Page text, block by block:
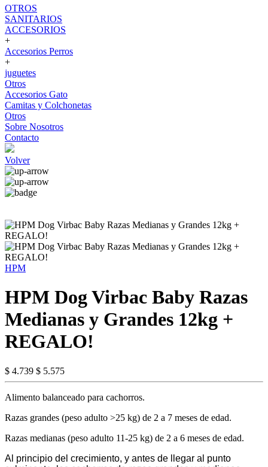
OTROS
SANITARIOS
ACCESORIOS
+
Accesorios Perros
+
juguetes
Otros
Accesorios Gato
Camitas y Colchonetas
Otros
Sobre Nosotros
Contacto
Volver
HPM
HPM Dog Virbac Baby Razas
Medianas y Grandes 12kg +
REGALO!
$ 4.739 $ 5.575
Alimento balanceado para cachorros.
Razas grandes (peso adulto >25 kg) de 2 a 7 meses de edad.
Razas medianas (peso adulto 11-25 kg) de 2 a 6 meses de edad.
Al principio del crecimiento, y antes de llegar al punto